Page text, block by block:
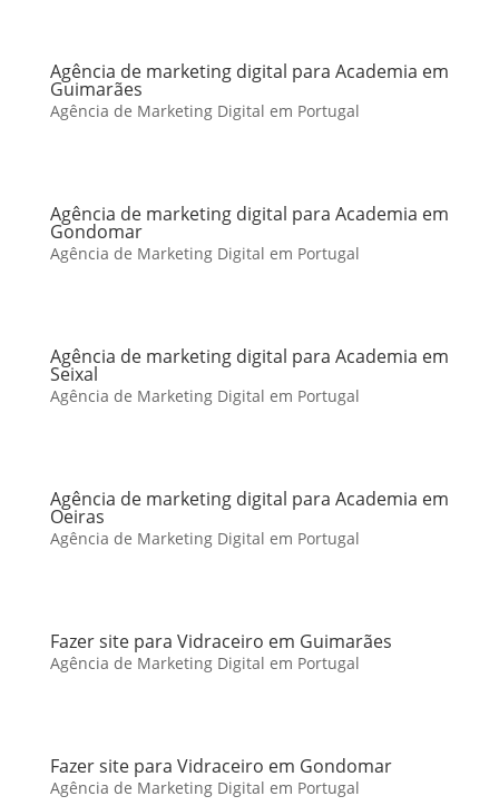
Agência de marketing digital para Academia em
Guimarães
Agência de Marketing Digital em Portugal
Agência de marketing digital para Academia em
Gondomar
Agência de Marketing Digital em Portugal
Agência de marketing digital para Academia em
Seixal
Agência de Marketing Digital em Portugal
Agência de marketing digital para Academia em
Oeiras
Agência de Marketing Digital em Portugal
Fazer site para Vidraceiro em Guimarães
Agência de Marketing Digital em Portugal
Fazer site para Vidraceiro em Gondomar
Agência de Marketing Digital em Portugal